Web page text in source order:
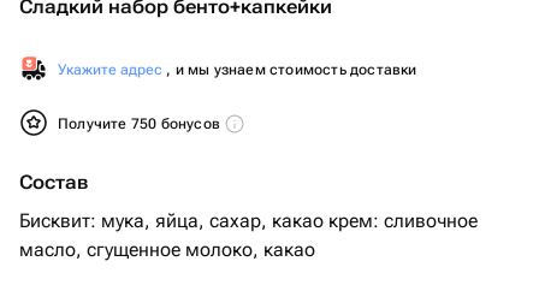
Сладкий набор бенто+капкейки
Укажите адрес , и мы узнаем стоимость доставки
Получите 750 бонусов
Состав
Бисквит: мука, яйца, сахар, какао крем: сливочное
масло, сгущенное молоко, какао